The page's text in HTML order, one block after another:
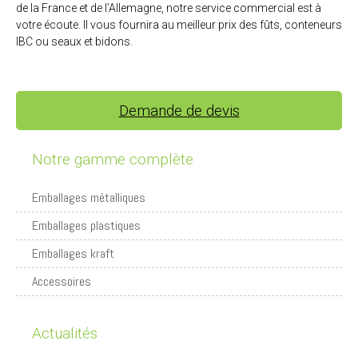
de la France et de l’Allemagne, notre service commercial est à
votre écoute. Il vous fournira au meilleur prix des fûts, conteneurs
IBC ou seaux et bidons.
Demande de devis
Notre gamme complète
Emballages métalliques
Emballages plastiques
Emballages kraft
Accessoires
Actualités